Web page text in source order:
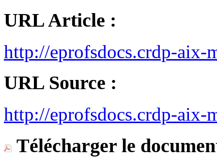
URL Article :
http://eprofsdocs.crdp-
URL Source :
http://eprofsdocs.crdp-aix-
Télécharger le